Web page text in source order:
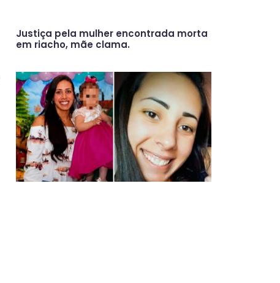
Justiça pela mulher encontrada morta
em riacho, mãe clama.